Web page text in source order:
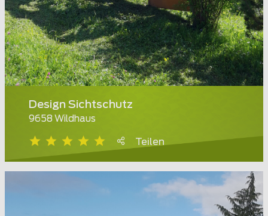
Design Sichtschutz
9658 Wildhaus
Teilen